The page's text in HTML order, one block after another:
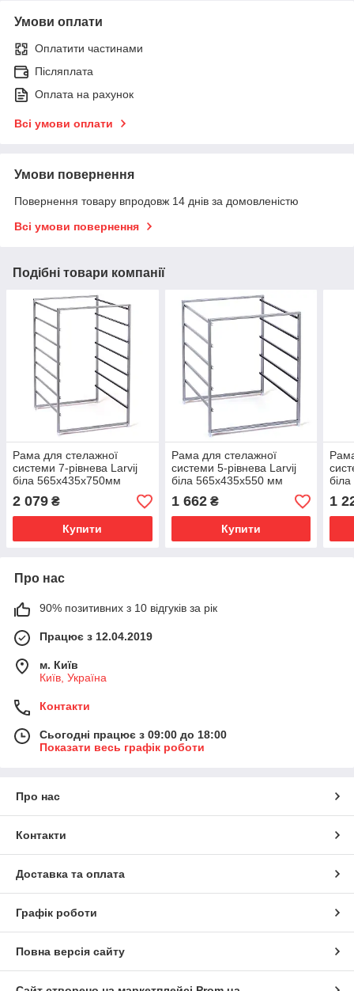
Умови оплати
Оплатити частинами
Післяплата
Оплата на рахунок
Всі умови оплати
Умови повернення
Повернення товару впродовж 14 днів за домовленістю
Всі умови повернення
Подібні товари компанії
Рама для стелажної
системи 7-рівнева Larvij
біла 565х435х750мм
LWS7FWH (N)
2 079 ₴
Купити
Рама для стелажної
системи 5-рівнева Larvij
біла 565x435x550 мм
LWS5FWH (N)
1 662₴
Купити
1
Про нас
90% позитивних з 10 відгуків за рік
Працює з 12.04.2019
м. Київ
Київ, Україна
Контакти
Сьогодні працює з 09:00 до 18:00
Показати весь графік роботи
Про нас
Контакти
Доставка та оплата
Графік роботи
Повна версія сайту